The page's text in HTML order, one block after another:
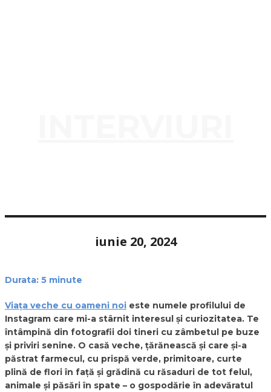
iunie 20, 2024
Durata: 5 minute
Viața veche cu oameni noi este numele profilului de
Instagram care mi-a stârnit interesul și curiozitatea. Te
întâmpină din fotografii doi tineri cu zâmbetul pe buze
și priviri senine. O casă veche, țărănească și care și-a
păstrat farmecul, cu prispă verde, primitoare, curte
plină de flori în față și grădină cu răsaduri de tot felul,
animale și păsări în spate – o gospodărie în adevăratul